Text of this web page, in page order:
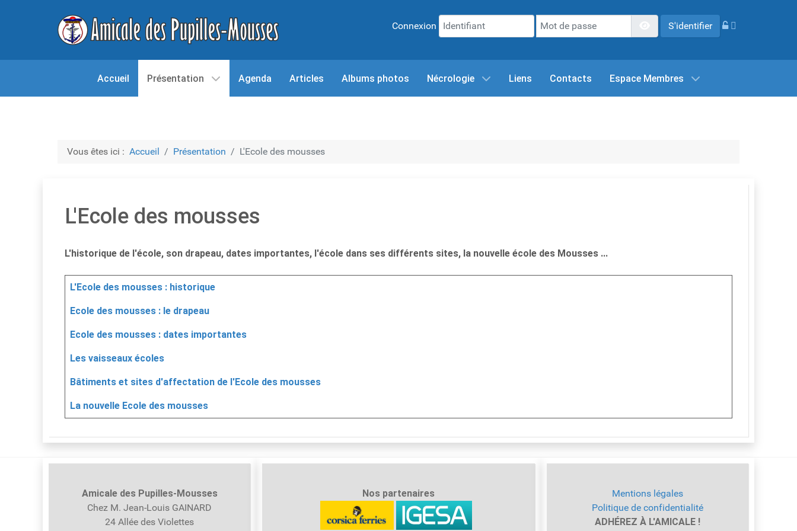
Connexion Mot de passe Afficher le mot de passe
S'identifier
Accueil Présentation Agenda Articles Albums photos Nécrologie Liens Contacts Espace Membres
Vous êtes ici : Accueil Présentation L'Ecole des mousses
L'Ecole des mousses
L'historique de l'école, son drapeau, dates importantes, l'école dans ses différents sites, la nouvelle école des Mousses ...
Articles
Titre
L'Ecole des mousses : historique
Ecole des mousses : le drapeau
Ecole des mousses : dates importantes
Les vaisseaux écoles
Bâtiments et sites d'affectation de l'Ecole des mousses
La nouvelle Ecole des mousses
Amicale des Pupilles- Mousses
Chez M. Jean-Louis GAINARD
24 Allée des Violettes
Nos partenaires
Mentions légales
Politique de confidentialité
ADHÉREZ À L'AMICALE !